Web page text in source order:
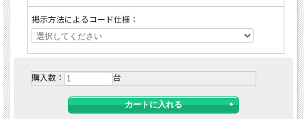
掲示方法によるコード仕様：
購入数： 台